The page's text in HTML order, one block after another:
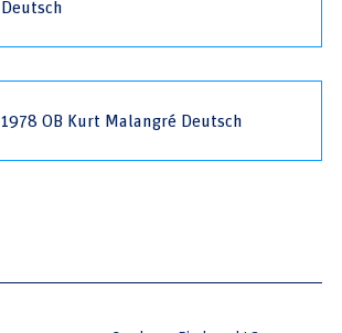
Deutsch
1978 OB Kurt Malangré Deutsch